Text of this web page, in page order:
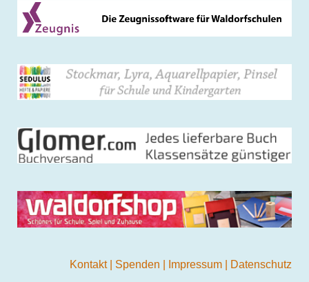
Kontakt Spenden Impressum Datenschutz